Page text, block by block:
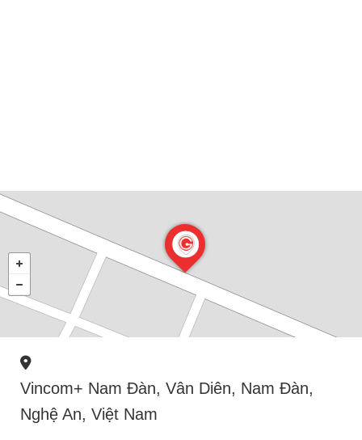
Vincom+ Nam Đàn, Vân Diên, Nam Đàn,
Nghệ An, Việt Nam